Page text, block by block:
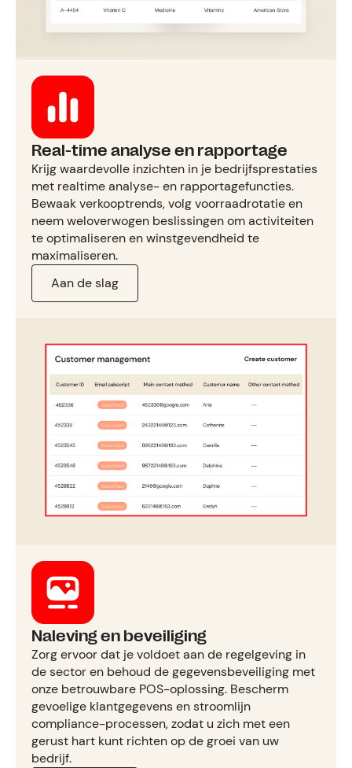
Real-time analyse en rapportage
Krijg waardevolle inzichten in je bedrijfsprestaties
met realtime analyse- en rapportagefuncties.
Bewaak verkooptrends, volg voorraadrotatie en
neem weloverwogen beslissingen om activiteiten
te optimaliseren en winstgevendheid te
maximaliseren.
Aan de slag
Naleving en beveiliging
Zorg ervoor dat je voldoet aan de regelgeving in
de sector en behoud de gegevensbeveiliging met
onze betrouwbare POS-oplossing. Bescherm
gevoelige klantgegevens en stroomlijn
compliance-processen, zodat u zich met een
gerust hart kunt richten op de groei van uw
bedrijf.